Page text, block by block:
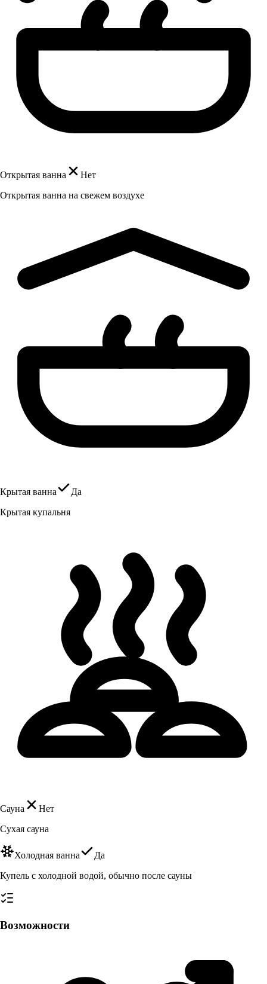
Открытая ванна
Нет
Открытая ванна на свежем воздухе
Крытая ванна
Да
Крытая купальня
Сауна
Нет
Сухая сауна
Холодная ванна
Да
Купель с холодной водой, обычно после сауны
Возможности